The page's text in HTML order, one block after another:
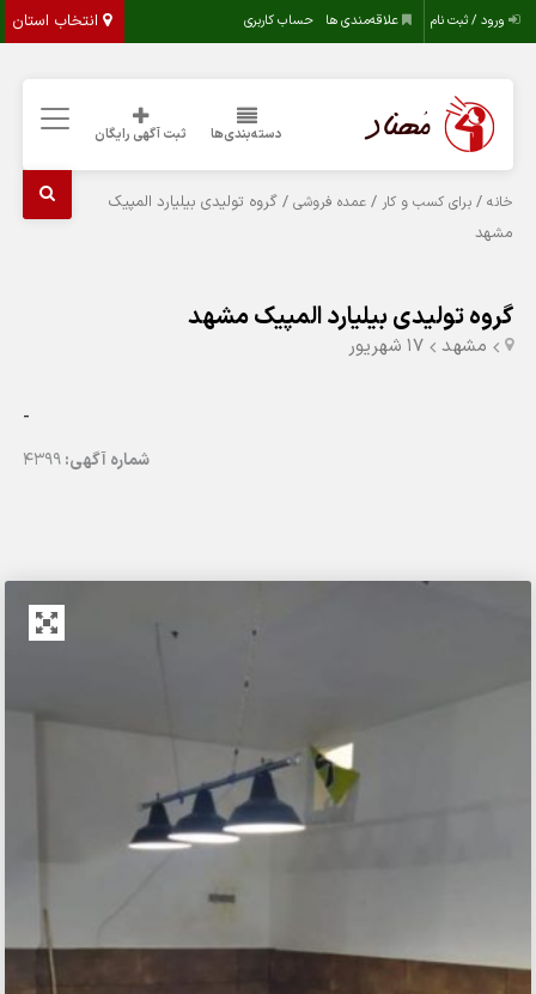
انتخاب استان ورود / ثبت نام علاقه‌مندی ها حساب کاربری
دسته‌بندی‌ها ثبت آگهی رایگان
خانه /برای کسب و کار /عمده فروشی / گروه تولیدی بیلیارد المپیک
مشهد
گروه تولیدی بیلیارد المپیک مشهد
مشهد ۱۷ شهریور
-
شماره آگهی:4399